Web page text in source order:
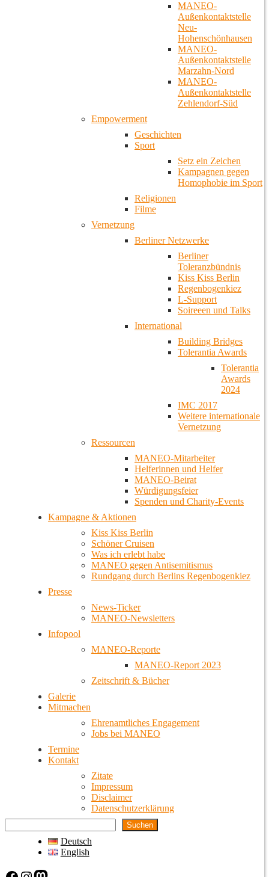
MANEO-
Außenkontaktstelle
Neu-
Hohenschönhausen
MANEO-
Außenkontaktstelle
Marzahn-Nord
MANEO-
Außenkontaktstelle
Zehlendorf-Süd
Empowerment
Geschichten
Sport
Setz ein Zeichen
Kampagnen gegen
Homophobie im Sport
Religionen
Filme
Vernetzung
Berliner Netzwerke
Berliner
Toleranzbündnis
Kiss Kiss Berlin
Regenbogenkiez
L-Support
Soireeen und Talks
International
Building Bridges
Tolerantia Awards
Tolerantia
Awards
2024
IMC 2017
Weitere internationale
Vernetzung
Ressourcen
MANEO-Mitarbeiter
Helferinnen und Helfer
MANEO-Beirat
Würdigungsfeier
Spenden und Charity-Events
Kampagne & Aktionen
Kiss Kiss Berlin
Schöner Cruisen
Was ich erlebt habe
MANEO gegen Antisemitismus
Rundgang durch Berlins Regenbogenkiez
Presse
News-Ticker
MANEO-Newsletters
Infopool
MANEO-Reporte
MANEO-Report 2023
Zeitschrift & Bücher
Galerie
Mitmachen
Ehrenamtliches Engagement
Jobs bei MANEO
Termine
Kontakt
Zitate
Impressum
Disclaimer
Datenschutzerklärung
Suchen
Deutsch
English